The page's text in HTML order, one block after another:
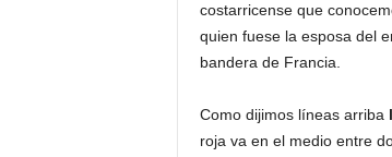
costarricense que
quien fuese la esposa del
bandera de Francia.
Como dijimos líneas arriba
roja va en el medio entre